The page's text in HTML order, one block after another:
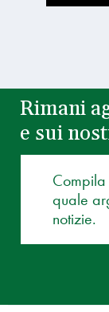
Rimani
e sui
quale
notizie.